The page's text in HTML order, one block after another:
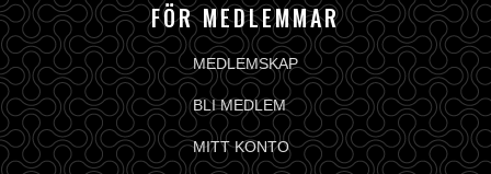
FÖR MEDLEMMAR
MEDLEMSKAP
BLI MEDLEM
MITT KONTO